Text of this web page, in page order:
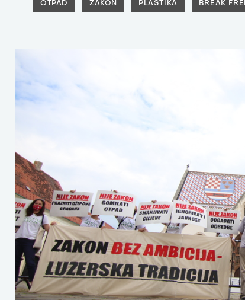
OTPAD ZAKON PLASTIKA BREAK